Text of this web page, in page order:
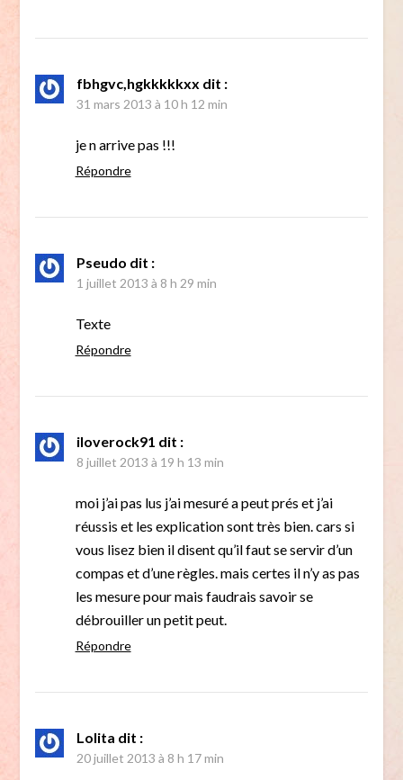
fbhgvc,hgkkkkkxx dit :
31 mars 2013 à 10 h 12 min
je n arrive pas !!!
Répondre
Pseudo dit :
1 juillet 2013 à 8 h 29 min
Texte
Répondre
iloverock91 dit :
8 juillet 2013 à 19 h 13 min
moi j’ai pas lus j’ai mesuré a peut prés et j’ai
réussis et les explication sont très bien. cars si
vous lisez bien il disent qu’il faut se servir d’un
compas et d’une règles. mais certes il n’y as pas
les mesure pour mais faudrais savoir se
débrouiller un petit peut.
Répondre
Lolita dit :
20 juillet 2013 à 8 h 17 min